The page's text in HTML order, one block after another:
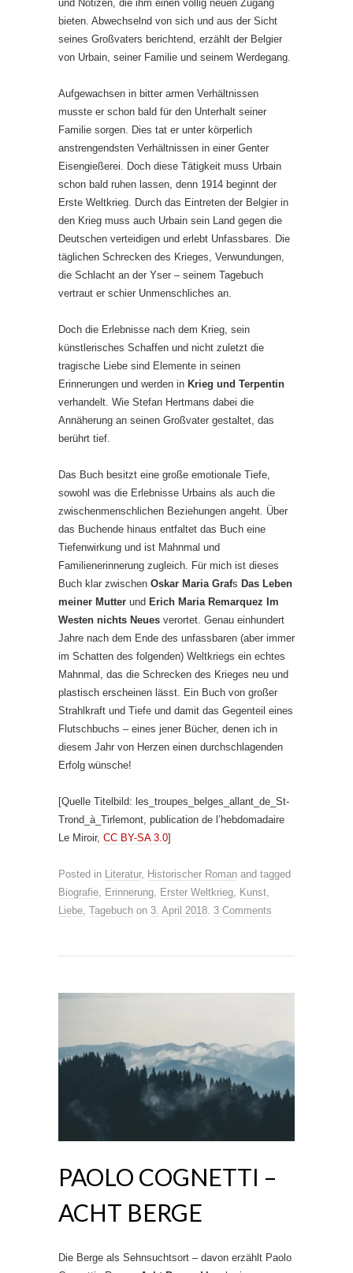
und Notizen, die ihm einen völlig neuen Zugang
bieten. Abwechselnd von sich und aus der Sicht
seines Großvaters berichtend, erzählt der Belgier
von Urbain, seiner Familie und seinem Werdegang.
Aufgewachsen in bitter armen Verhältnissen
musste er schon bald für den Unterhalt seiner
Familie sorgen. Dies tat er unter körperlich
anstrengendsten Verhältnissen in einer Genter
Eisengießerei. Doch diese Tätigkeit muss Urbain
schon bald ruhen lassen, denn 1914 beginnt der
Erste Weltkrieg. Durch das Eintreten der Belgier in
den Krieg muss auch Urbain sein Land gegen die
Deutschen verteidigen und erlebt Unfassbares. Die
täglichen Schrecken des Krieges, Verwundungen,
die Schlacht an der Yser – seinem Tagebuch
vertraut er schier Unmenschliches an.
Doch die Erlebnisse nach dem Krieg, sein
künstlerisches Schaffen und nicht zuletzt die
tragische Liebe sind Elemente in seinen
Erinnerungen und werden in Krieg und Terpentin
verhandelt. Wie Stefan Hertmans dabei die
Annäherung an seinen Großvater gestaltet, das
berührt tief.
Das Buch besitzt eine große emotionale Tiefe,
sowohl was die Erlebnisse Urbains als auch die
zwischenmenschlichen Beziehungen angeht. Über
das Buchende hinaus entfaltet das Buch eine
Tiefenwirkung und ist Mahnmal und
Familienerinnerung zugleich. Für mich ist dieses
Buch klar zwischen Oskar Maria Grafs Das Leben
meiner Mutter und Erich Maria Remarquez Im
Westen nichts Neues verortet. Genau einhundert
Jahre nach dem Ende des unfassbaren (aber immer
im Schatten des folgenden) Weltkriegs ein echtes
Mahnmal, das die Schrecken des Krieges neu und
plastisch erscheinen lässt. Ein Buch von großer
Strahlkraft und Tiefe und damit das Gegenteil eines
Flutschbuchs – eines jener Bücher, denen ich in
diesem Jahr von Herzen einen durchschlagenden
Erfolg wünsche!
[Quelle Titelbild: les_troupes_belges_allant_de_St-
Trond_à_Tirlemont, publication de l’hebdomadaire
Le Miroir, CC BY-SA 3.0]
Posted in Literatur, Historischer Roman and tagged
Biografie, Erinnerung, Erster Weltkrieg, Kunst,
Liebe, Tagebuch on 3. April 2018. 3 Comments
PAOLO COGNETTI –
ACHT BERGE
Die Berge als Sehnsuchtsort – davon erzählt Paolo